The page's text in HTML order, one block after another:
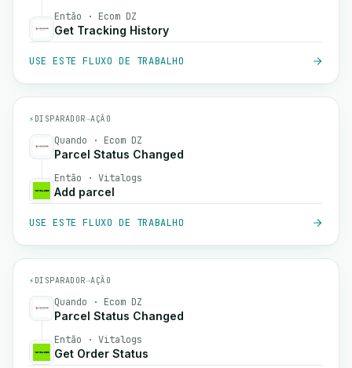
Então · Ecom DZ
Get Tracking History
USE ESTE FLUXO DE TRABALHO
⚡ DISPARADOR→AÇÃO
Quando · Ecom DZ
Parcel Status Changed
Então · Vitalogs
Add parcel
USE ESTE FLUXO DE TRABALHO
⚡ DISPARADOR→AÇÃO
Quando · Ecom DZ
Parcel Status Changed
Então · Vitalogs
Get Order Status